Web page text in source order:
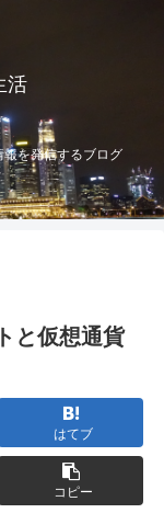
活
を発信するブログ
と仮想通貨
はてブ
コピー